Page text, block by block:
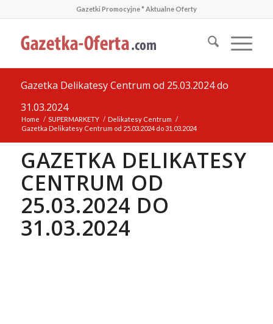
Gazetki Promocyjne * Aktualne Oferty
Gazetka Delikatesy Centrum od 25.03.2024 do
31.03.2024
Home / SUPERMARKETY / Delikatesy Centrum /
Gazetka Delikatesy Centrum od 25.03.2024 do 31.03.2024
GAZETKA DELIKATESY
CENTRUM OD
25.03.2024 DO
31.03.2024